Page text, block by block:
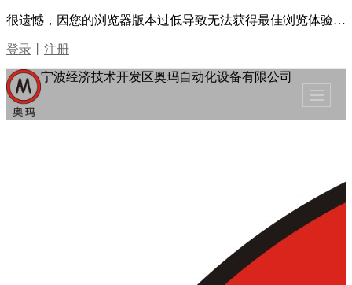
很遗憾，因您的浏览器版本过低导致无法获得最佳浏览体验，推荐下载安装谷歌浏览器！
登录 注册
宁波经济技术开发区奥玛自动化设备有限公司